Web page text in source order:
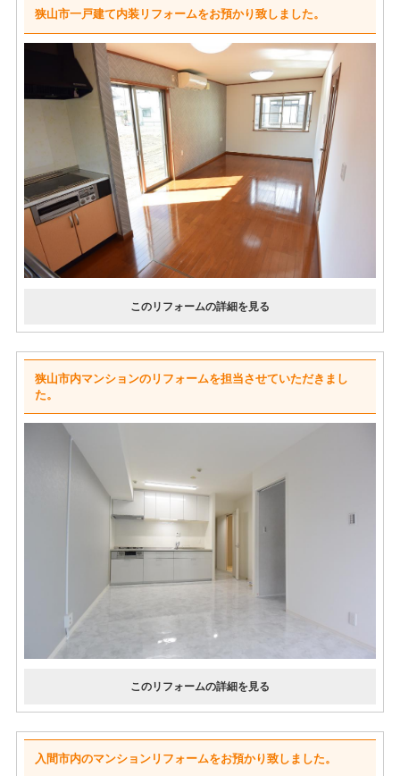
狭山市一戸建て内装リフォームをお預かり致しました。
狭山市内マンションのリフォームを担当させていただきまし
た。
入間市内のマンションリフォームをお預かり致しました。